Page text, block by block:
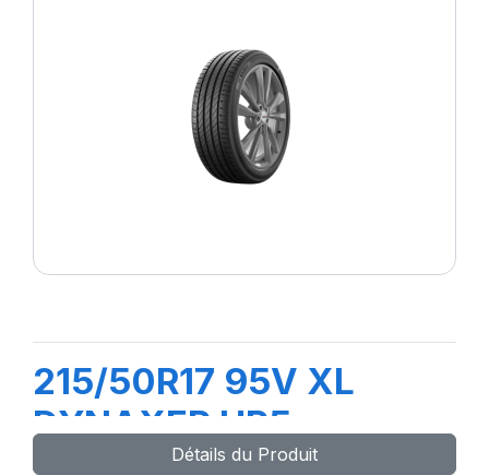
215/50R17 95V XL
DYNAXER HP5
Détails du Produit